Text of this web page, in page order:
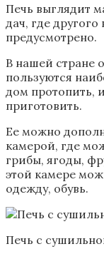
Печь выглядит
дач, где
предусмотрено.
В нашей стране
пользуются
дом протопить,
приготовить.
Ее можно
камерой, где
грибы, ягоды,
этой камере
одежду, обувь.
Печь с